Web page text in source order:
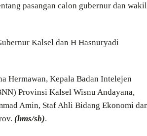
pasangan calon gubernur dan wakil
Kalsel dan H Hasnuryadi
Hermawan, Kepala Badan Intelejen
Provinsi Kalsel Wisnu Andayana,
Amin, Staf Ahli Bidang Ekonomi
(hms/sb).